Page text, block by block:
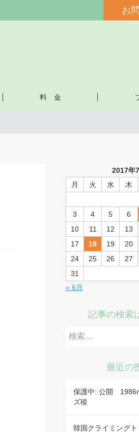
お
料 金
2017年
月
火 水 木
3
4 5 6
10
11 12 13
17
18 19 20
24
25 26 27
31
« 6月
記事の検索
検
最近の
保護中: 公開
ズ稜
韓国クライミング